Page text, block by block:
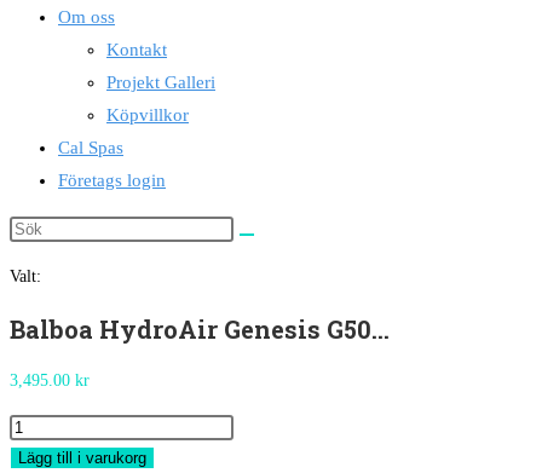
Om oss
Kontakt
Projekt Galleri
Köpvillkor
Cal Spas
Företags login
Valt:
Balboa HydroAir Genesis G50…
3,495.00 kr
Balboa
HydroAir
Lägg till i varukorg